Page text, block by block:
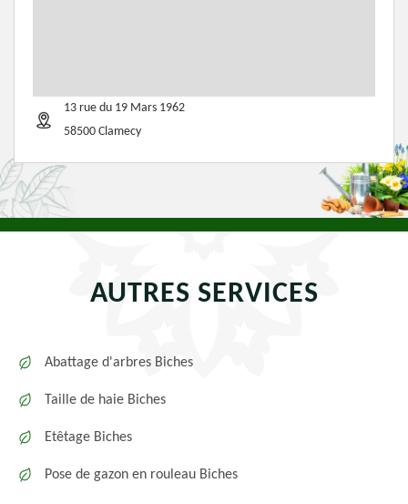
13 rue du 19 Mars 1962
58500 Clamecy
AUTRES SERVICES
Abattage d'arbres Biches
Taille de haie Biches
Etêtage Biches
Pose de gazon en rouleau Biches